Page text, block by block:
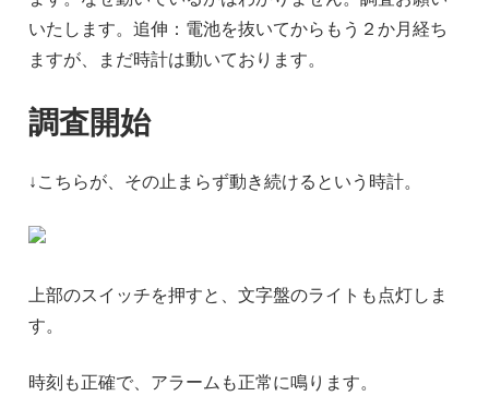
いたします。追伸：電池を抜いてからもう２か月経ち
ますが、まだ時計は動いております。
調査開始
↓こちらが、その止まらず動き続けるという時計。
上部のスイッチを押すと、文字盤のライトも点灯しま
す。
時刻も正確で、アラームも正常に鳴ります。